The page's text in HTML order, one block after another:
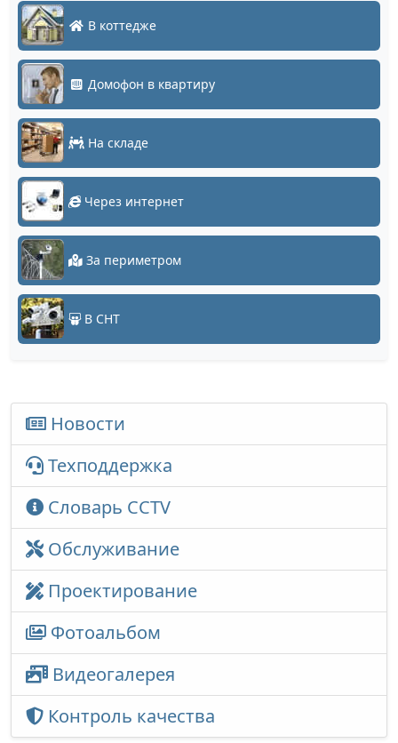
В коттедже
Домофон в квартиру
На складе
Через интернет
За периметром
В СНТ
Новости
Техподдержка
Словарь CCTV
Обслуживание
Проектирование
Фотоальбом
Видеогалерея
Контроль качества